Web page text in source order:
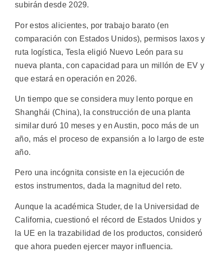
subirán desde 2029.
Por estos alicientes, por trabajo barato (en
comparación con Estados Unidos), permisos laxos y
ruta logística, Tesla eligió Nuevo León para su
nueva planta, con capacidad para un millón de EV y
que estará en operación en 2026.
Un tiempo que se considera muy lento porque en
Shanghái (China), la construcción de una planta
similar duró 10 meses y en Austin, poco más de un
año, más el proceso de expansión a lo largo de este
año.
Pero una incógnita consiste en la ejecución de
estos instrumentos, dada la magnitud del reto.
Aunque la académica Studer, de la Universidad de
California, cuestionó el récord de Estados Unidos y
la UE en la trazabilidad de los productos, consideró
que ahora pueden ejercer mayor influencia.